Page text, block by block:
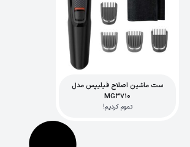
ست ماشین اصلاح فیلیپس مدل
MG3710
تموم کردیم!